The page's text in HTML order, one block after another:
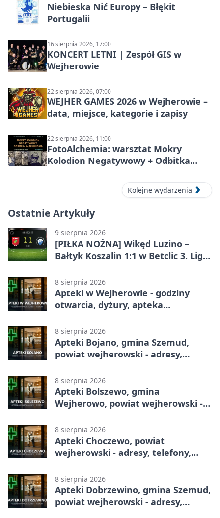
Niebieska Nić Europy – Błękit
Portugalii
16 sierpnia 2026, 17:00
KONCERT LETNI | Zespół GIS w
Wejherowie
22 sierpnia 2026, 07:00
WEJHER GAMES 2026 w Wejherowie –
data, miejsce, kategorie i zapisy
22 sierpnia 2026, 11:00
FotoAlchemia: warsztat Mokry
Kolodion Negatywowy + Odbitka
Kolejne wydarzenia
Ostatnie Artykuły
9 sierpnia 2026
[PIŁKA NOŻNA] Wikęd Luzino –
Bałtyk Koszalin 1:1 w Betclic 3. Liga
uratowali punkt w 90. minucie
8 sierpnia 2026
Apteki w Wejherowie - godziny
otwarcia, dyżury, apteka
8 sierpnia 2026
Apteki Bojano, gmina Szemud,
powiat wejherowski - adresy,
8 sierpnia 2026
Apteki Bolszewo, gmina
Wejherowo, powiat wejherowski -
8 sierpnia 2026
Apteki Choczewo, powiat
wejherowski - adresy, telefony,
8 sierpnia 2026
Apteki Dobrzewino, gmina Szemud,
powiat wejherowski - adresy,